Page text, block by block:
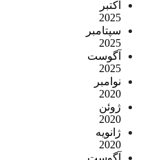
اکتبر
2025
سپتامبر
2025
آگوست
2025
نوامبر
2020
ژوئن
2020
ژانویه
2020